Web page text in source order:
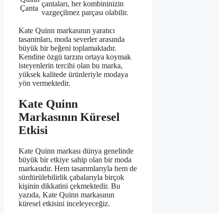
Çanta
çantaları, her kombininizin
vazgeçilmez parçası olabilir.
Kate Quinn markasının yaratıcı
tasarımları, moda severler arasında
büyük bir beğeni toplamaktadır.
Kendine özgü tarzını ortaya koymak
isteyenlerin tercihi olan bu marka,
yüksek kalitede ürünleriyle modaya
yön vermektedir.
Kate Quinn
Markasının Küresel
Etkisi
Kate Quinn markası dünya genelinde
büyük bir etkiye sahip olan bir moda
markasıdır. Hem tasarımlarıyla hem de
sürdürülebilirlik çabalarıyla birçok
kişinin dikkatini çekmektedir. Bu
yazıda, Kate Quinn markasının
küresel etkisini inceleyeceğiz.